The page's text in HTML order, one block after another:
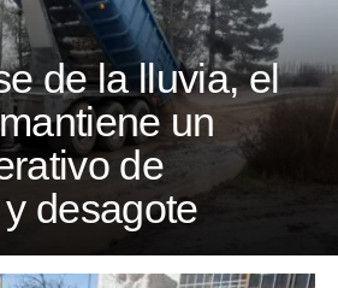
de la lluvia, el
un
de
desagote